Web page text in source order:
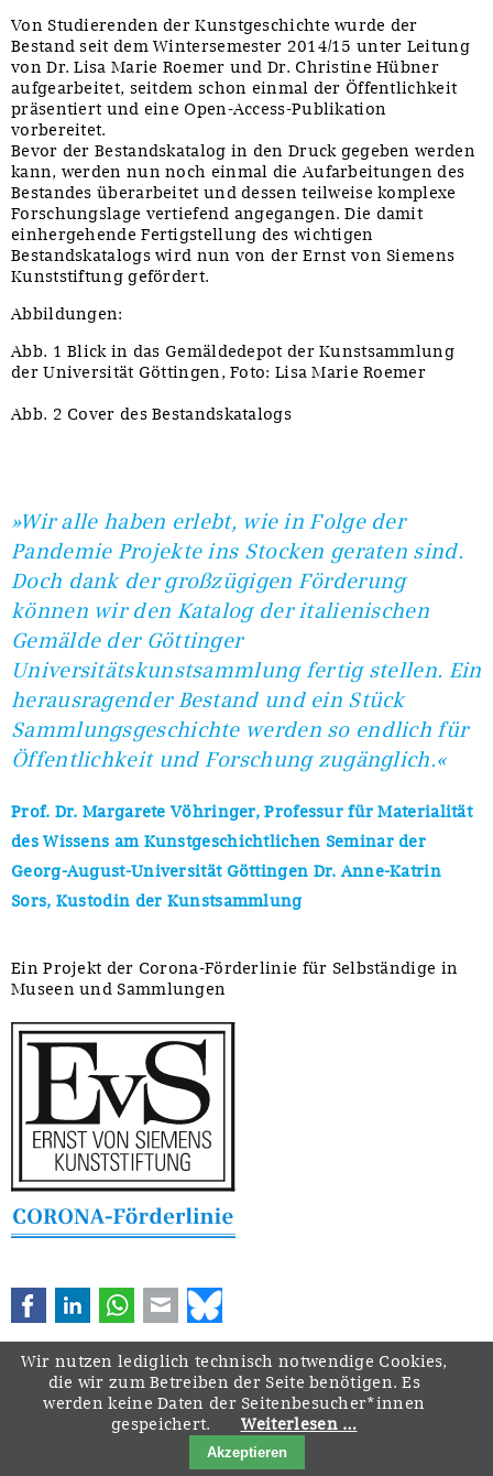
Von Studierenden der Kunstgeschichte wurde der
Bestand seit dem Wintersemester 2014/15 unter Leitung
von Dr. Lisa Marie Roemer und Dr. Christine Hübner
aufgearbeitet, seitdem schon einmal der Öffentlichkeit
präsentiert und eine Open-Access-Publikation
vorbereitet.
Bevor der Bestandskatalog in den Druck gegeben werden
kann, werden nun noch einmal die Aufarbeitungen des
Bestandes überarbeitet und dessen teilweise komplexe
Forschungslage vertiefend angegangen. Die damit
einhergehende Fertigstellung des wichtigen
Bestandskatalogs wird nun von der Ernst von Siemens
Kunststiftung gefördert.
Abbildungen:
Abb. 1 Blick in das Gemäldedepot der Kunstsammlung
der Universität Göttingen, Foto: Lisa Marie Roemer
Abb. 2 Cover des Bestandskatalogs
»Wir alle haben erlebt, wie in Folge der
Pandemie Projekte ins Stocken geraten sind.
Doch dank der großzügigen Förderung
können wir den Katalog der italienischen
Gemälde der Göttinger
Universitätskunstsammlung fertig stellen. Ein
herausragender Bestand und ein Stück
Sammlungsgeschichte werden so endlich für
Öffentlichkeit und Forschung zugänglich.«
Prof. Dr. Margarete Vöhringer, Professur für Materialität
des Wissens am Kunstgeschichtlichen Seminar der
Georg-August-Universität Göttingen Dr. Anne-Katrin
Sors, Kustodin der Kunstsammlung
Ein Projekt der Corona-Förderlinie für Selbständige in
Museen und Sammlungen
FacebookLinkedInWhatsApp
E-mail
Navigation
überspringen
Startseite Downloads Kontakt Impressum
Wir nutzen lediglich technisch notwendige Cookies,
die wir zum Betreiben der Seite benötigen. Es
werden keine Daten der Seitenbesucher*innen
gespeichert.
Weiterlesen …
Akzeptieren